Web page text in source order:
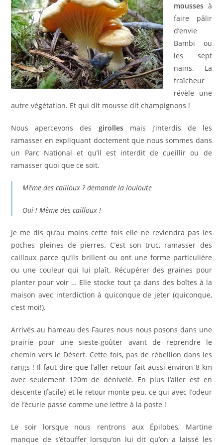
mousses à
faire pâlir
d’envie
Bambi ou
les sept
nains. La
fraîcheur
révèle une
autre végétation. Et qui dit mousse dit champignons !
Nous apercevons des girollesmais j’interdis de les
ramasser en expliquant doctement que nous sommes dans
un Parc National et qu’il est interdit de cueillir ou de
ramasser quoi que ce soit.
Même des cailloux ? demande la louloute
Oui ! Même des cailloux !
Je me dis qu’au moins cette fois elle ne reviendra pas les
poches pleines de pierres. C’est son truc, ramasser des
cailloux parce qu’ils brillent ou ont une forme particulière
ou une couleur qui lui plaît. Récupérer des graines pour
planter pour voir … Elle stocke tout ça dans des boîtes à la
maison avec interdiction à quiconque de jeter (quiconque,
c’est moi!).
Arrivés au hameau des Faures nous nous posons dans une
prairie pour une sieste-goûter avant de reprendre le
chemin vers le Désert. Cette fois, pas de rébellion dans les
rangs ! Il faut dire que l’aller-retour fait aussi environ 8 km
avec seulement 120m de dénivelé. En plus l’aller est en
descente (facile) et le retour monte peu, ce qui avec l’odeur
de l’écurie passe comme une lettre à la poste !
Le soir lorsque nous rentrons aux Épilobes, Martine
manque de s’étouffer lorsqu’on lui dit qu’on a laissé les